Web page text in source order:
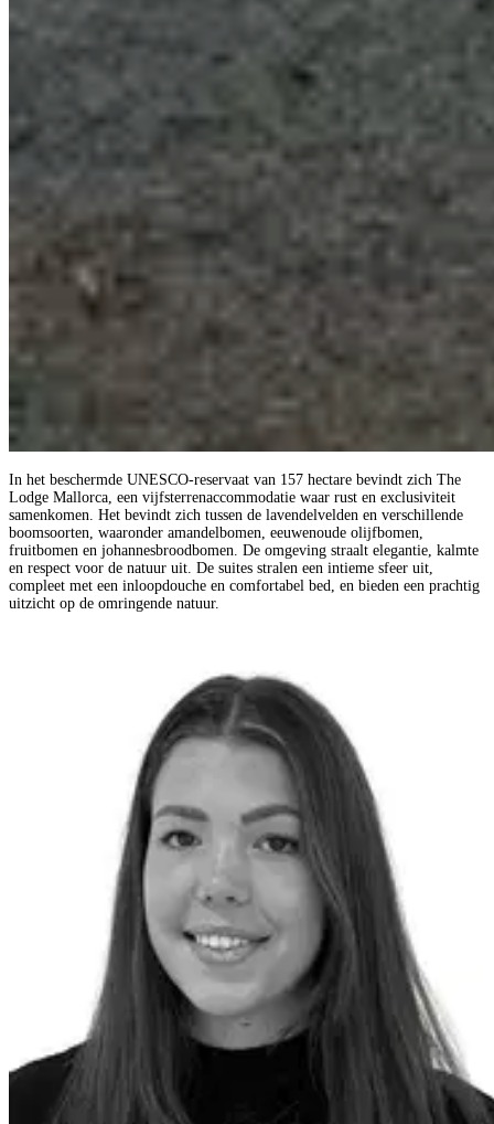
In het beschermde UNESCO-reservaat van 157 hectare bevindt zich The
Lodge Mallorca, een vijfsterrenaccommodatie waar rust en exclusiviteit
samenkomen. Het bevindt zich tussen de lavendelvelden en verschillende
boomsoorten, waaronder amandelbomen, eeuwenoude olijfbomen,
fruitbomen en johannesbroodbomen. De omgeving straalt elegantie, kalmte
en respect voor de natuur uit. De suites stralen een intieme sfeer uit,
compleet met een inloopdouche en comfortabel bed, en bieden een prachtig
uitzicht op de omringende natuur.